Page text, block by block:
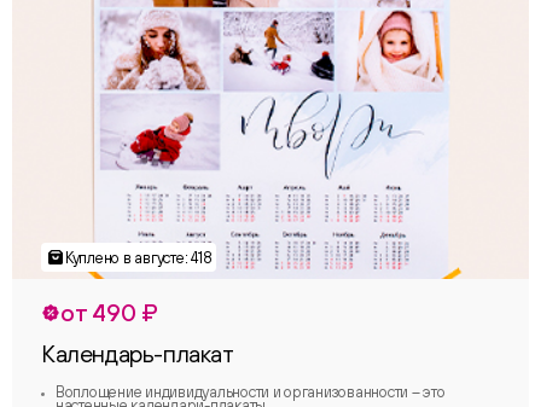
от 490 ₽
Календарь-плакат
Воплощение индивидуальности и организованности – это